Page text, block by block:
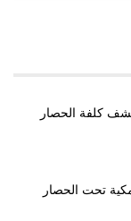
كلفة الحصار
تحت الحصار